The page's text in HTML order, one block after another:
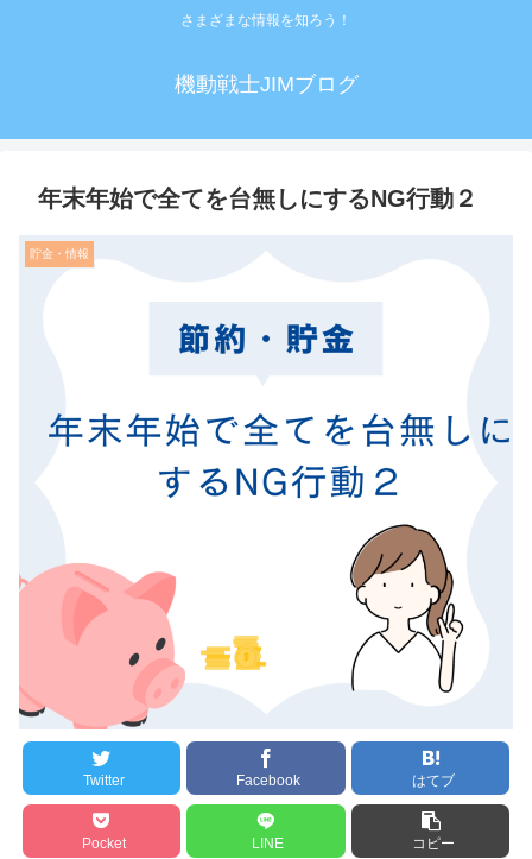
さまざまな情報を知ろう！
機動戦士JIMブログ
年末年始で全てを台無しにするNG行動２
貯金・情報
Twitter Facebook はてブ
Pocket LINE コピー